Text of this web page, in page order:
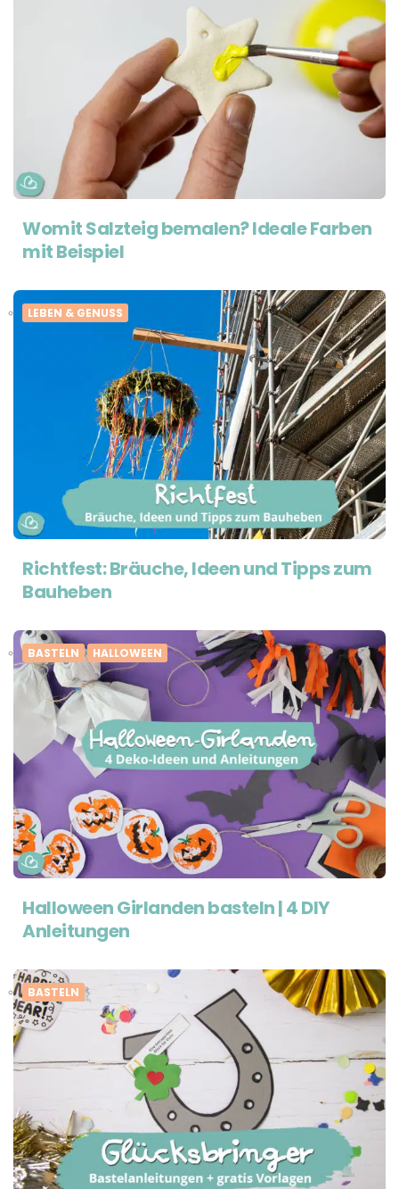
Womit Salzteig bemalen? Ideale Farben
mit Beispiel
LEBEN & GENUSS
Richtfest: Bräuche, Ideen und Tipps zum
Bauheben
BASTELN HALLOWEEN
Halloween Girlanden basteln | 4 DIY
Anleitungen
BASTELN